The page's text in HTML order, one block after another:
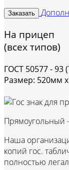
Заказать
На прицеп
(всех типов)
ГОСТ 50577 - 93
Размер: 520мм
Прямоугольный -
Наша
копий гос.
полностью